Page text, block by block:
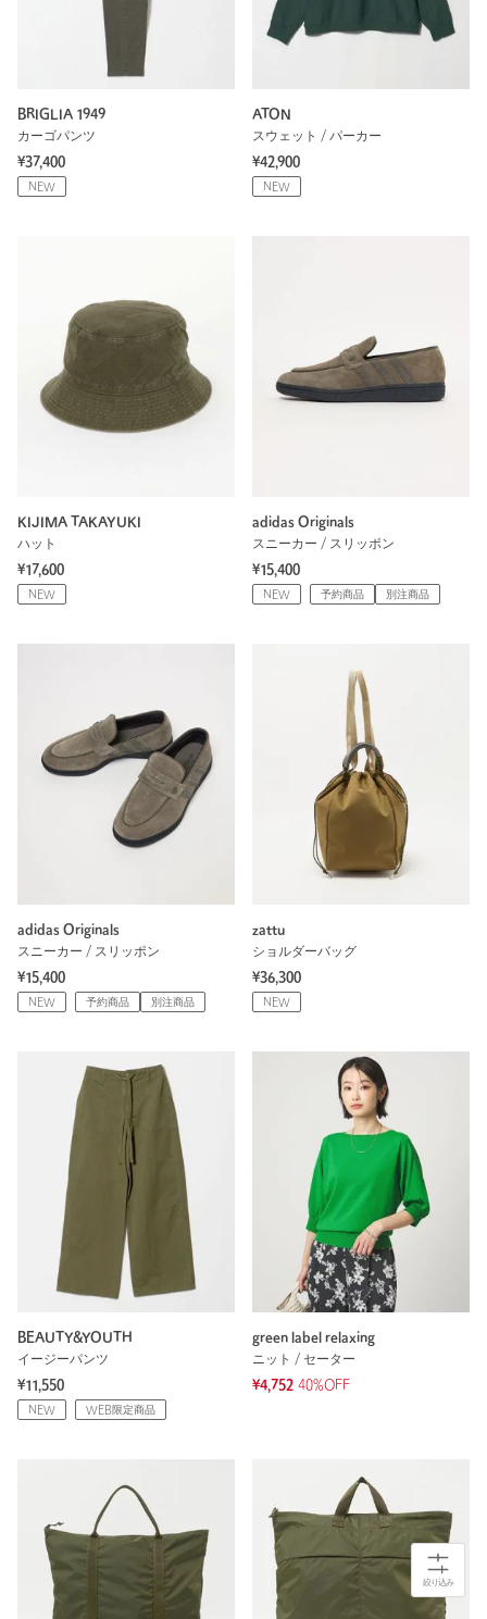
BRIGLIA 1949
カーゴパンツ
¥37,400
NEW
ATON
スウェット / パーカー
¥42,900
NEW
KIJIMA TAKAYUKI
ハット
¥17,600
NEW
adidas Originals
スニーカー / スリッポン
¥15,400
NEW 予約商品 別注商品
adidas Originals
スニーカー / スリッポン
¥15,400
NEW 予約商品 別注商品
zattu
ショルダーバッグ
¥36,300
NEW
BEAUTY&YOUTH
イージーパンツ
¥11,550
NEW WEB限定商品
green label relaxing
ニット / セーター
¥4,752 40%OFF
絞り込み